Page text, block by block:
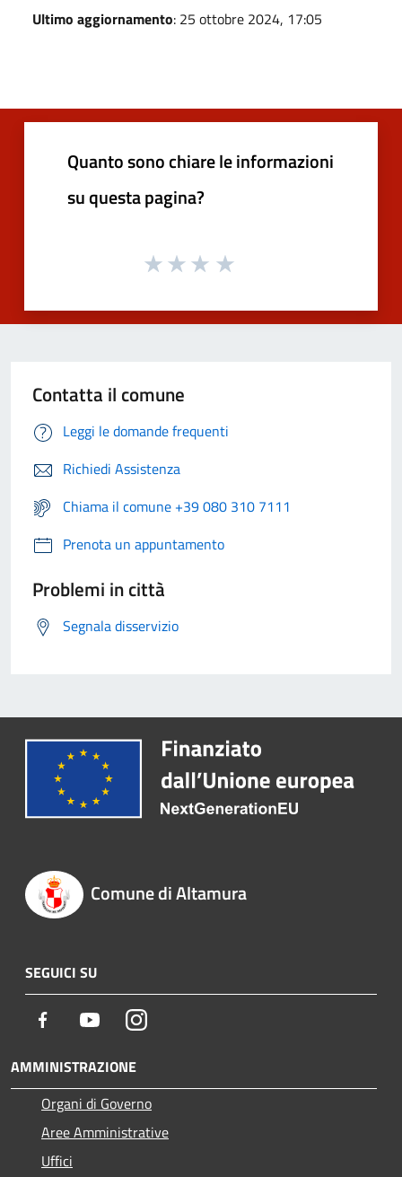
Ultimo aggiornamento: 25 ottobre 2024, 17:05
Quanto sono chiare le informazioni
su questa pagina?
Contatta il comune
Leggi le domande frequenti
Richiedi Assistenza
Chiama il comune +39 080 310 7111
Prenota un appuntamento
Problemi in città
Segnala disservizio
Comune di Altamura
SEGUICI SU
Facebook YoutubeInstagram
AMMINISTRAZIONE
Organi di Governo
Aree Amministrative
Uffici